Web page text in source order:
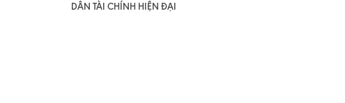
DÂN TÀI CHÍNH HIỆN ĐẠI